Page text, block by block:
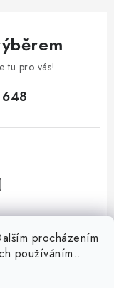
procházením
používáním..
tu pro vás!